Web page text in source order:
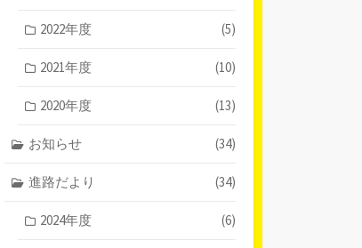
2022年度 (5)
2021年度 (10)
2020年度 (13)
お知らせ (34)
進路だより (34)
2024年度 (6)